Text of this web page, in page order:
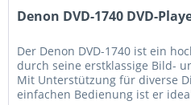
Denon DVD-1740 DVD-
Der Denon DVD-1740 ist ein
durch seine erstklassige Bild-
Mit Unterstützung für diverse
einfachen Bedienung ist er